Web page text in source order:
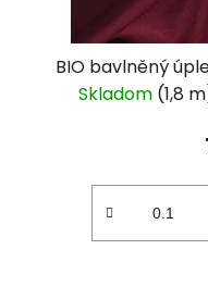
BIO bavlněný
Skladom (1,8